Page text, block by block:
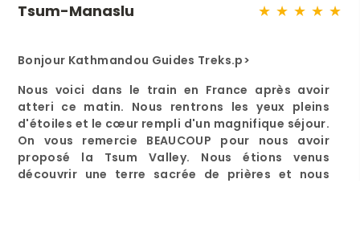
Camp De Base De L'Everest ★ ★ ★ ★ ★
Namasté,
Un voyage magnifique,des montagnes, des
paysages et des rencontres incroyables.
Notre guide Balechrisna nous a accompagné de
façon remarquable. Sa gentillesse et son
professionnalisme nous ont portés,de plus on a